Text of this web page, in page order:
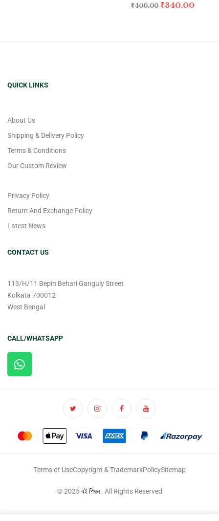
₹400.00 ₹340.00
QUICK LINKS
About Us
Shipping & Delivery Policy
Terms & Conditions
Our Custom Review
Privacy Policy
Return And Exchange Policy
Latest News
CONTACT US
113/H/11 Bepin Behari Ganguly Street
Kolkata 700012
West Bengal
CALL/WHATSAPP
Terms of UseCopyright & TrademarkPolicySitemap
© 2025বই পিয়ন. All Rights Reserved